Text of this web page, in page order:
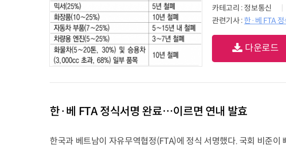
카테고리 : 정보통신
관련기사 : 한·베 FTA
다운로드
한·베 FTA 정식서명 완료…이르면 연내 발효
한국과 베트남이 자유무역협정(FTA)에 정식 서명했다. 국회 비준